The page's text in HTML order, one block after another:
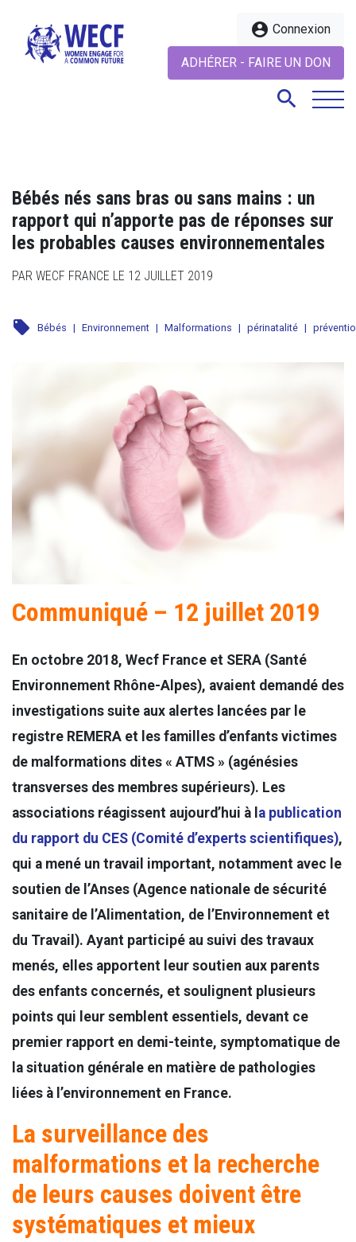
account_circle Connexion
ADHÉRER - FAIRE UN DON
search
Bébés nés sans bras ou sans mains : un
rapport qui n’apporte pas de réponses sur
les probables causes environnementales
PAR WECF FRANCE LE 12 JUILLET 2019
local_offer Bébés | Environnement | Malformations | périnatalité |
Communiqué – 12 juillet 2019
En octobre 2018, Wecf France et SERA (Santé
Environnement Rhône-Alpes), avaient demandé des
investigations suite aux alertes lancées par le
registre REMERA et les familles d’enfants victimes
de malformations dites « ATMS » (agénésies
transverses des membres supérieurs). Les
associations réagissent aujourd’hui à l a publication
du rapport du CES (Comité d’experts scientifiques),
qui a mené un travail important, notamment avec le
soutien de l’Anses (Agence nationale de sécurité
sanitaire de l’Alimentation, de l’Environnement et
du Travail). Ayant participé au suivi des travaux
menés, elles apportent leur soutien aux parents
des enfants concernés, et soulignent plusieurs
points qui leur semblent essentiels, devant ce
premier rapport en demi-teinte, symptomatique de
la situation générale en matière de pathologies
liées à l’environnement en France.
La surveillance des
malformations et la recherche
de leurs causes doivent être
systématiques et mieux